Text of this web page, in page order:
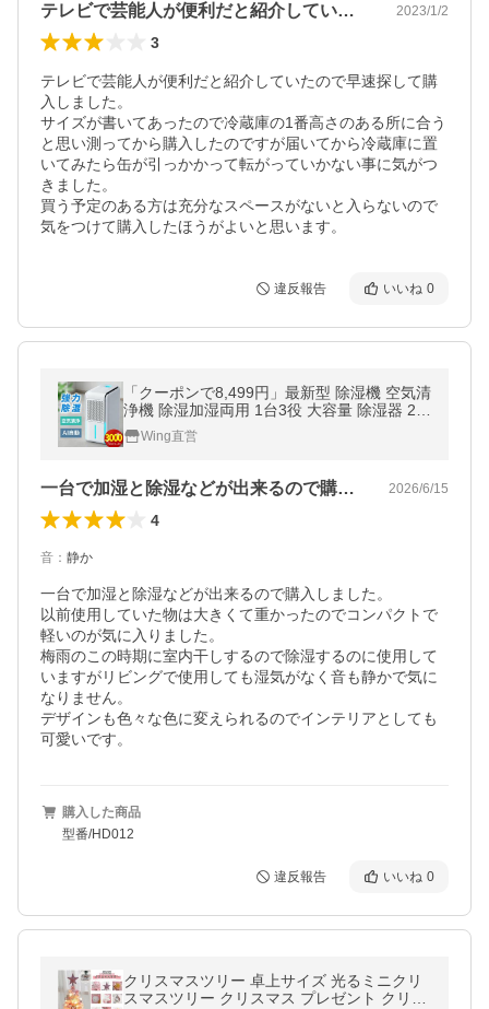
テレビで芸能人が便利だと紹介していたの… 2023/1/2
3
テレビで芸能人が便利だと紹介していたので早速探して購
入しました。
サイズが書いてあったので冷蔵庫の1番高さのある所に合う
と思い測ってから購入したのですが届いてから冷蔵庫に置
いてみたら缶が引っかかって転がっていかない事に気がつ
きました。
買う予定のある方は充分なスペースがないと入らないので
気をつけて購入したほうがよいと思います。
違反報告 いいね 0
「クーポンで8,499円」最新型 除湿機 空気清
浄機 除湿加湿両用 1台3役 大容量 除湿器 20
畳 UV-C除菌 イオン発生 部屋干し 梅雨 湿気
対策 強力除湿
Wing直営
一台で加湿と除湿などが出来るので購入し… 2026/6/15
4
音 ： 静か
一台で加湿と除湿などが出来るので購入しました。
以前使用していた物は大きくて重かったのでコンパクトで
軽いのが気に入りました。
梅雨のこの時期に室内干しするので除湿するのに使用して
いますがリビングで使用しても湿気がなく音も静かで気に
なりません。
デザインも色々な色に変えられるのでインテリアとしても
可愛いです。
購入した商品
型番/HD012
違反報告 いいね 0
クリスマスツリー 卓上サイズ 光るミニクリ
スマスツリー クリスマス プレゼント クリス